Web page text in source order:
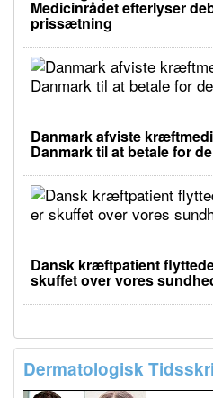
Medicinrådet efterlyser
prissætning
Danmark afviste
Danmark til at betale for
Dansk kræftpatient
skuffet over vores
Dermatologisk